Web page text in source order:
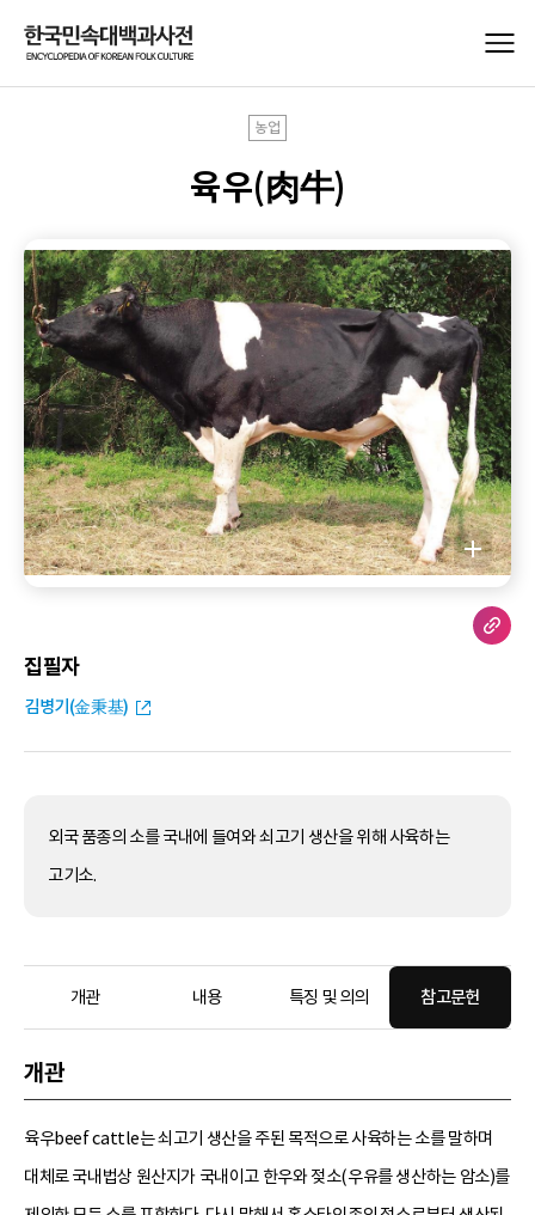
농업
육우(肉牛)
집필자
김병기(金秉基)
외국 품종의 소를 국내에 들여와 쇠고기 생산을 위해 사육하는
고기소.
개관 내용 특징 및 의의 참고문헌
개관
육우beef cattle는 쇠고기 생산을 주된 목적으로 사육하는 소를 말하며
대체로 국내법상 원산지가 국내이고 한우와 젖소(우유를 생산하는 암소)를